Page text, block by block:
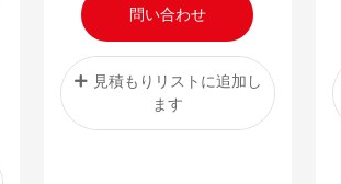
問い合わせ
見積もりリストに追加し
ます